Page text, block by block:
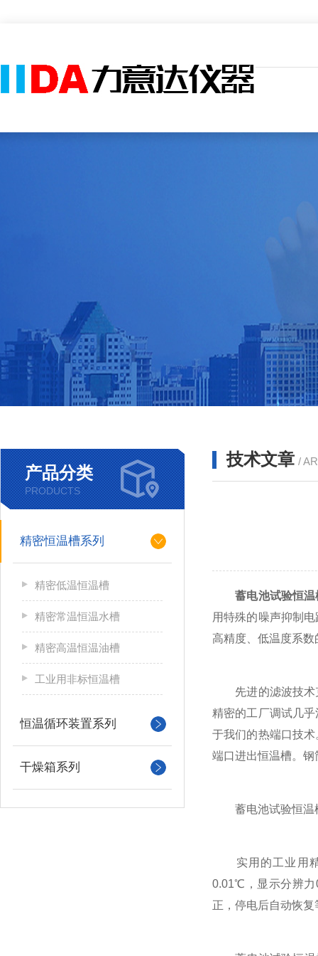
产品分类
PRODUCTS
精密恒温槽系列
精密低温恒温槽
精密常温恒温水槽
精密高温恒温油槽
工业用非标恒温槽
恒温循环装置系列
干燥箱系列
技术文章 /
蓄电池试验恒温
用特殊的噪声抑制
高精度、低温度系
先进的滤波技术克
精密的工厂调试几
于我们的热端口技
端口进出恒温槽。
蓄电池试验恒温
实用的工业用精
0.01℃，显示分辨力
正，停电后自动恢